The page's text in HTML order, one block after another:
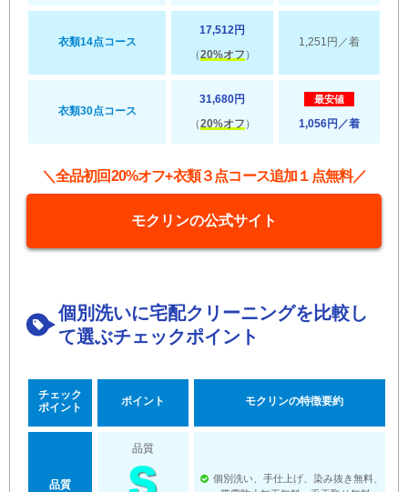
衣類14点コース
17,512円
（20%オフ ）
1,251円／着
衣類30点コース
31,680円
（20%オフ ）
最安値
1,056円／着
＼全品初回20%オフ+衣類３点コース追加１点無料／
モクリンの公式サイト
個別洗いに宅配クリーニングを比較し
て選ぶチェックポイント
チェック
ポイント
ポイント モクリンの特徴要約
品質
品質
個別洗い、手仕上げ、染み抜き無料、